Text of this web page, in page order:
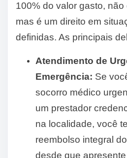
100% do valor gasto, não
mas é um direito em
definidas. As principais
Atendimento de
Emergência: Se
socorro médico
um prestador
na localidade, você
reembolso integral
desde que